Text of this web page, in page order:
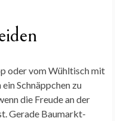
oder vom Wühltisch mit
Schnäppchen zu
die Freude an der
Gerade Baumarkt-